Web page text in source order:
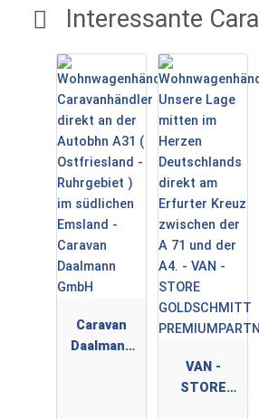
Interessante
Caravan
Daalmann
VAN -
STORE